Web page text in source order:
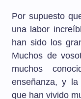
Por supuesto
una labor
han sido los
Muchos de
muchos
enseñanza, y
que han vivido